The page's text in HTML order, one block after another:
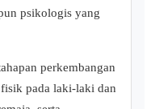
psikologis yang
perkembangan
pada laki-laki dan